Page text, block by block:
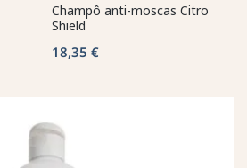
Champô anti-moscas Citro
Shield
18,35 €